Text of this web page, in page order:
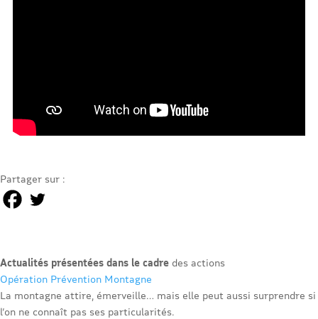
Partager sur :
Actualités présentées dans le cadre des actions
Opération Prévention Montagne
La montagne attire, émerveille… mais elle peut aussi surprendre si
l’on ne connaît pas ses particularités.